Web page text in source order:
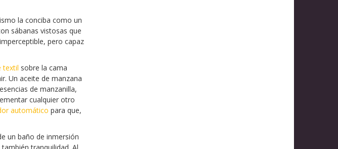
la conciba como un
sábanas vistosas que
pero capaz
textil sobre la cama
Un aceite de manzana
de manzanilla,
cualquier otro
automático para que,
un baño de inmersión